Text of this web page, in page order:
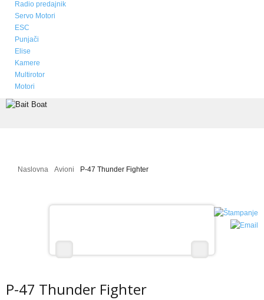
RC AVIONI
Modeli aviona
Prodaja i cene aviona
Rezervni delovi - boje - izgled
Projekti - uradi sam
Projekti - uradi sam
Radio predajnik
Servo Motori
ESC
Punjači
Elise
Kamere
Multirotor
Motori
Naslovna Avioni P-47 Thunder Fighter
P-47 Thunder Fighter